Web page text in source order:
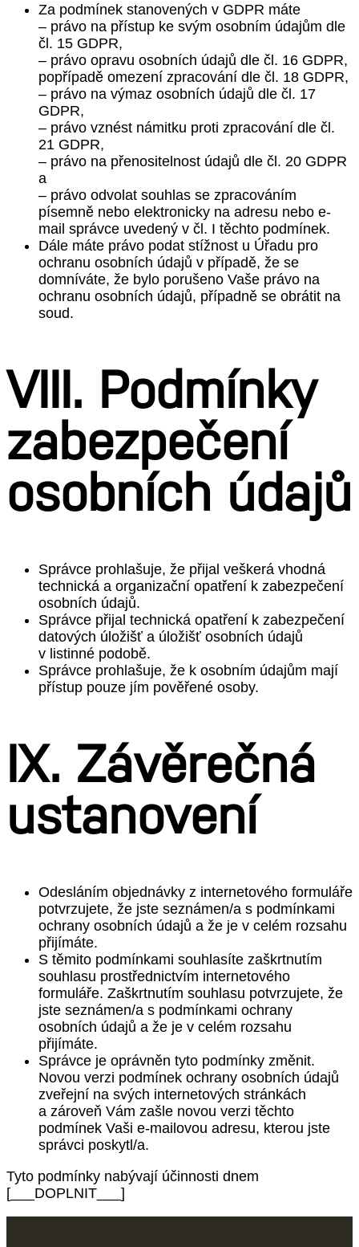
Za podmínek stanovených v GDPR máte
– právo na přístup ke svým osobním údajům dle
čl. 15 GDPR,
– právo opravu osobních údajů dle čl. 16 GDPR,
popřípadě omezení zpracování dle čl. 18 GDPR,
– právo na výmaz osobních údajů dle čl. 17
GDPR,
– právo vznést námitku proti zpracování dle čl.
21 GDPR,
– právo na přenositelnost údajů dle čl. 20 GDPR
a
– právo odvolat souhlas se zpracováním
písemně nebo elektronicky na adresu nebo e-
mail správce uvedený v čl. I těchto podmínek.
Dále máte právo podat stížnost u Úřadu pro
ochranu osobních údajů v případě, že se
domníváte, že bylo porušeno Vaše právo na
ochranu osobních údajů, případně se obrátit na
soud.
VIII. Podmínky
zabezpečení
osobních údajů
Správce prohlašuje, že přijal veškerá vhodná
technická a organizační opatření k zabezpečení
osobních údajů.
Správce přijal technická opatření k zabezpečení
datových úložišť a úložišť osobních údajů
v listinné podobě.
Správce prohlašuje, že k osobním údajům mají
přístup pouze jím pověřené osoby.
IX. Závěrečná
ustanovení
Odesláním objednávky z internetového formuláře
potvrzujete, že jste seznámen/a s podmínkami
ochrany osobních údajů a že je v celém rozsahu
přijímáte.
S těmito podmínkami souhlasíte zaškrtnutím
souhlasu prostřednictvím internetového
formuláře. Zaškrtnutím souhlasu potvrzujete, že
jste seznámen/a s podmínkami ochrany
osobních údajů a že je v celém rozsahu
přijímáte.
Správce je oprávněn tyto podmínky změnit.
Novou verzi podmínek ochrany osobních údajů
zveřejní na svých internetových stránkách
a zároveň Vám zašle novou verzi těchto
podmínek Vaši e-mailovou adresu, kterou jste
správci poskytl/a.
Tyto podmínky nabývají účinnosti dnem
[___DOPLNIT___]